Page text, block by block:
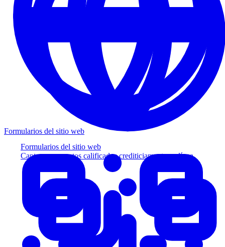
Formularios del sitio web
Capture prospectos calificados crediticiamente en línea
Formularios del sitio web